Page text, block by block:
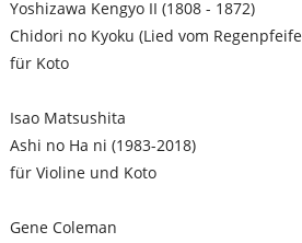
Yoshizawa Kengyo II (1808 - 1872)
Chidori no Kyoku (Lied vom
für Koto
Isao Matsushita
Ashi no Ha ni (1983-2018)
für Violine und Koto
Gene Coleman